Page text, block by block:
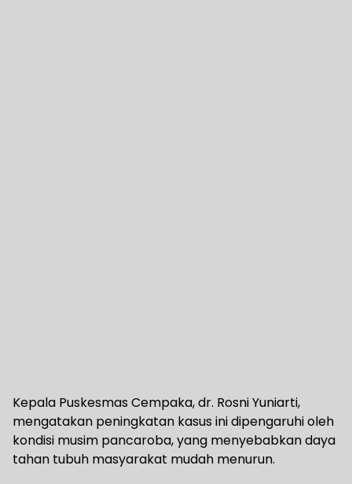
Kepala Puskesmas Cempaka, dr. Rosni Yuniarti,
mengatakan peningkatan kasus ini dipengaruhi oleh
kondisi musim pancaroba, yang menyebabkan daya
tahan tubuh masyarakat mudah menurun.